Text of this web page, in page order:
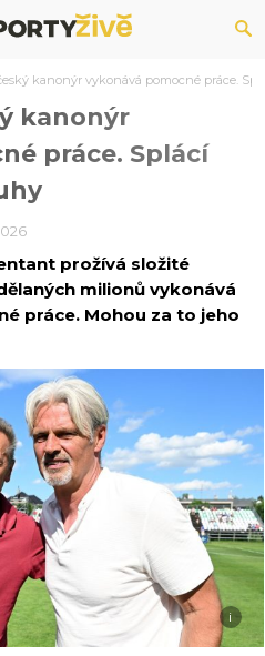
kanonýr vykonává pomocné práce.
kanonýr
práce. Splácí
prožívá složité
milionů vykonává
práce. Mohou za to jeho
i